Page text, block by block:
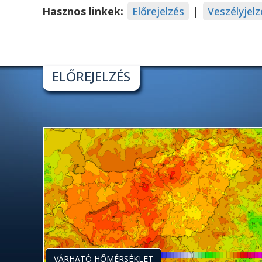
Hasznos linkek: Előrejelzés |
ELŐREJELZÉS
VÁRHATÓ HŐMÉRSÉKLET